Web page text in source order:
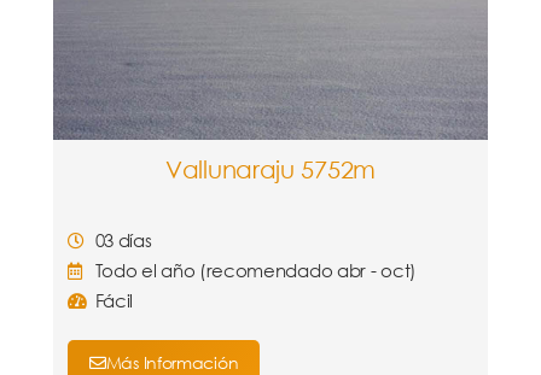
Vallunaraju 5752m
03 días
Todo el año (recomendado abr - oct)
Fácil
Más Información